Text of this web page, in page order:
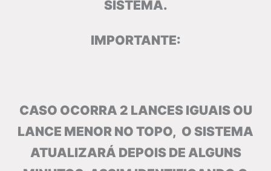
SISTEMA.
IMPORTANTE:
CASO OCORRA 2 LANCES IGUAIS OU
LANCE MENOR NO TOPO, O SISTEMA
ATUALIZARÁ DEPOIS DE ALGUNS